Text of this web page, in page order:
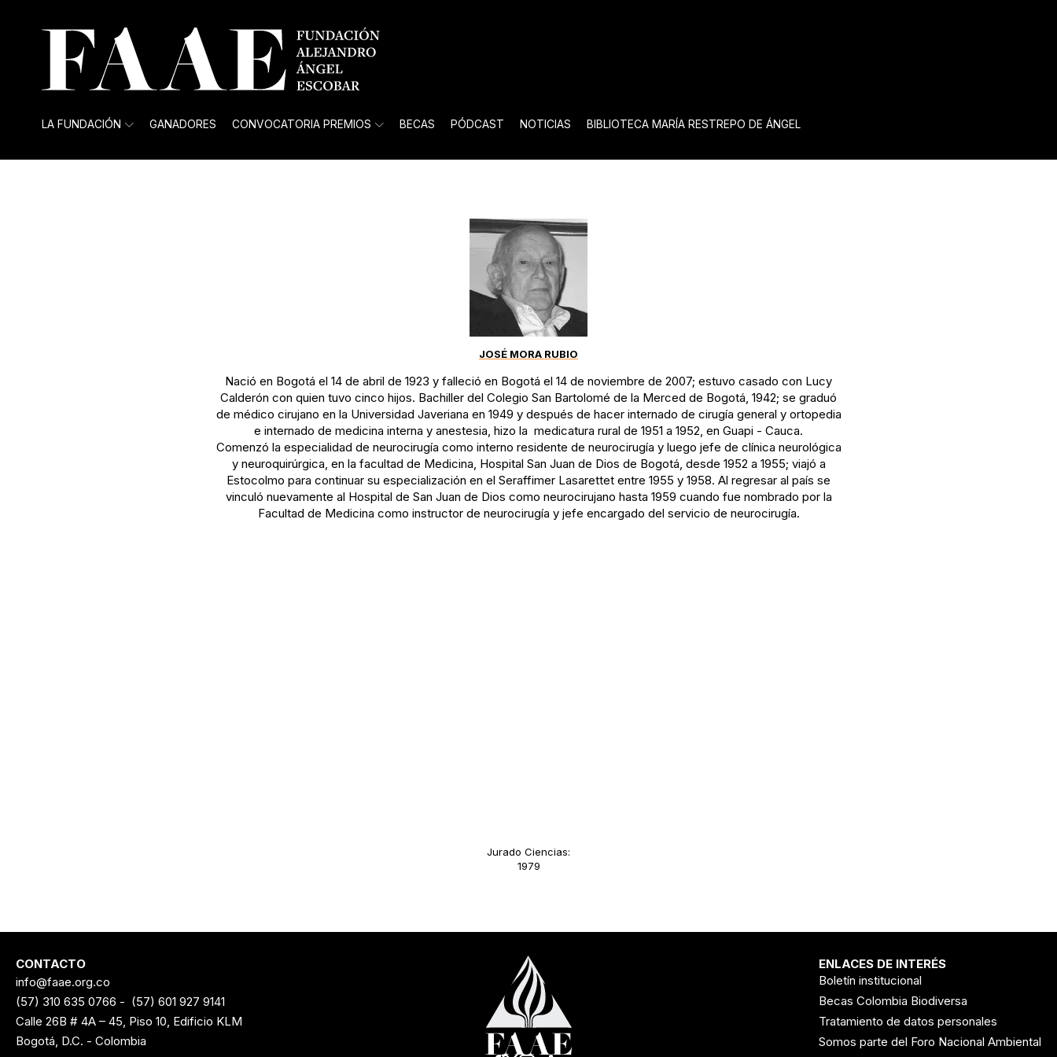
LA FUNDACIÓN GANADORES CONVOCATORIA PREMIOS BECAS PÓDCAST NOTICIAS BIBLIOTECA MARÍA RESTREPO DE ÁNGEL
JOSÉ MORA RUBIO
Nació en Bogotá el 14 de abril de 1923 y falleció en Bogotá el 14 de noviembre de 2007; estuvo casado con Lucy
Calderón con quien tuvo cinco hijos. Bachiller del Colegio San Bartolomé de la Merced de Bogotá, 1942; se graduó
de médico cirujano en la Universidad Javeriana en 1949 y después de hacer internado de cirugía general y ortopedia
e internado de medicina interna y anestesia, hizo la medicatura rural de 1951 a 1952, en Guapi - Cauca.
Comenzó la especialidad de neurocirugía como interno residente de neurocirugía y luego jefe de clínica neurológica
y neuroquirúrgica, en la facultad de Medicina, Hospital San Juan de Dios de Bogotá, desde 1952 a 1955; viajó a
Estocolmo para continuar su especialización en el Seraffimer Lasarettet entre 1955 y 1958. Al regresar al país se
vinculó nuevamente al Hospital de San Juan de Dios como neurocirujano hasta 1959 cuando fue nombrado por la
Facultad de Medicina como instructor de neurocirugía y jefe encargado del servicio de neurocirugía.
Jurado Ciencias:
1979
CONTACTO
info@faae.org.co
(57) 310 635 0766 - (57) 601 927 9141
Calle 26B # 4A – 45, Piso 10, Edificio KLM
Bogotá, D.C. - Colombia
ENLACES DE INTERÉS
Boletín institucional
Becas Colombia Biodiversa
Tratamiento de datos personales
Somos parte del Foro Nacional Ambiental